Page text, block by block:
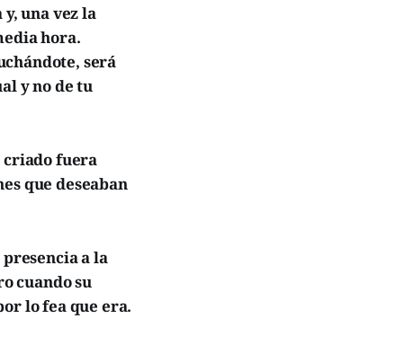
una vez la
hora.
será
y no de tu
criado fuera
que deseaban
a la
cuando su
lo fea que era.